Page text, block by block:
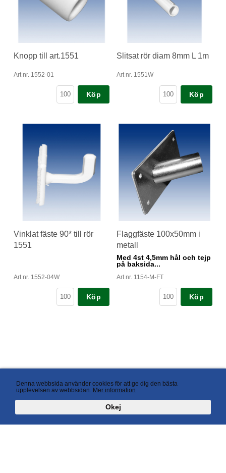
Okej
Denna webbsida använder cookies för att ge dig den bästa
upplevelsen av webbsidan. Mer information
Knopp till art.1551
Art nr. 1552-01
Köp
Slitsat rör diam 8mm L 1m
Art nr. 1551W
Köp
Vinklat fäste 90* till rör
1551
Art nr. 1552-04W
Köp
Flaggfäste 100x50mm i
metall
Med 4st 4,5mm hål och tejp
på baksida...
Art nr. 1154-M-FT
Köp